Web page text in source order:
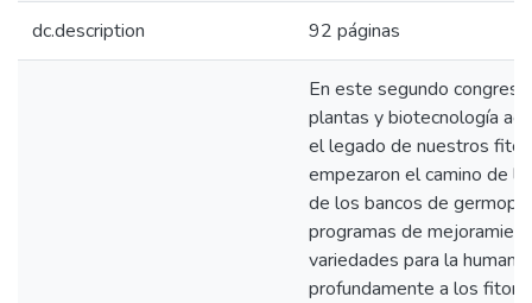
dc.description 92 páginas
En este segundo
plantas y biotecnología
el legado de nuestros
empezaron el camino de
de los bancos de
programas de
variedades para la
profundamente a los